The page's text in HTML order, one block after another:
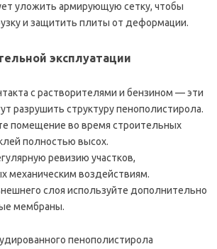
уложить армирующую сетку, чтобы
и защитить плиты от деформации.
эксплуатации
с растворителями и бензином — эти
разрушить структуру пенополистирола.
помещение во время строительных
полностью высох.
ревизию участков,
механическим воздействиям.
слоя используйте дополнительно
мембраны.
пенополистирола